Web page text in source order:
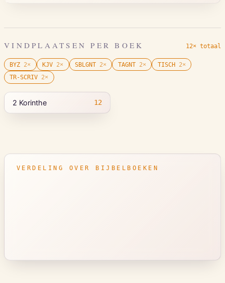
VINDPLAATSEN PER BOEK 12× totaal
BYZ 2× KJV 2× SBLGNT 2× TAGNT 2× TISCH 2×
TR-SCRIV 2×
2 Korinthe 12
VERDELING OVER BIJBELBOEKEN